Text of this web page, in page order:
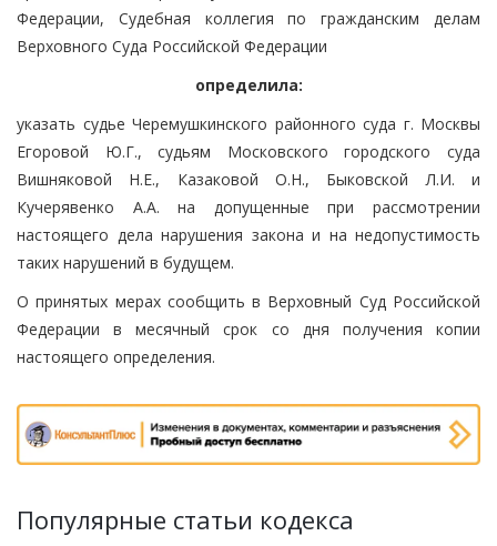
Федерации, Судебная коллегия по гражданским делам
Верховного Суда Российской Федерации
определила:
указать судье Черемушкинского районного суда г. Москвы
Егоровой Ю.Г., судьям Московского городского суда
Вишняковой Н.Е., Казаковой О.Н., Быковской Л.И. и
Кучерявенко А.А. на допущенные при рассмотрении
настоящего дела нарушения закона и на недопустимость
таких нарушений в будущем.
О принятых мерах сообщить в Верховный Суд Российской
Федерации в месячный срок со дня получения копии
настоящего определения.
Популярные статьи кодекса